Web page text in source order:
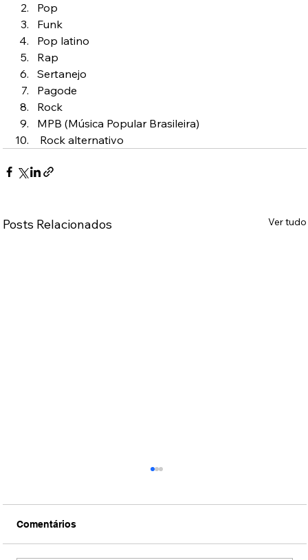
Pop
Funk
Pop latino
Rap
Sertanejo
Pagode
Rock
MPB (Música Popular Brasileira)
Rock alternativo
Posts Relacionados Ver tudo
Comentários